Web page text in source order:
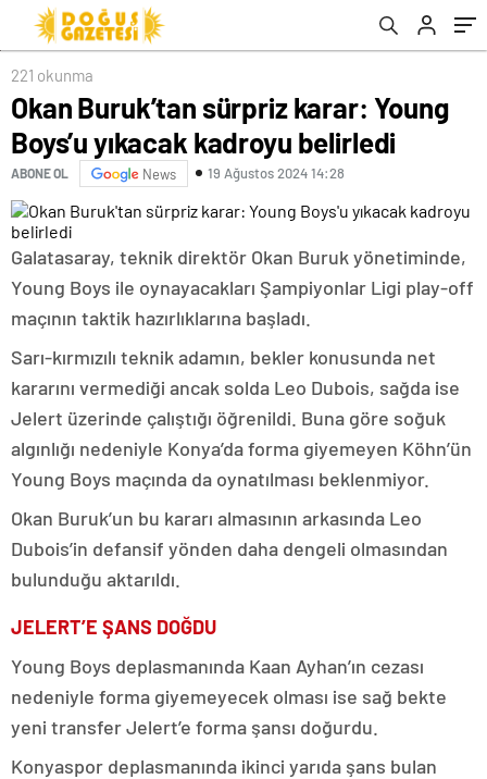
221 okunma
Okan Buruk’tan sürpriz karar: Young
Boys’u yıkacak kadroyu belirledi
ABONE OL News 19 Ağustos 2024 14:28
Galatasaray, teknik direktör Okan Buruk yönetiminde,
Young Boys ile oynayacakları Şampiyonlar Ligi play-off
maçının taktik hazırlıklarına başladı.
Sarı-kırmızılı teknik adamın, bekler konusunda net
kararını vermediği ancak solda Leo Dubois, sağda ise
Jelert üzerinde çalıştığı öğrenildi. Buna göre soğuk
algınlığı nedeniyle Konya’da forma giyemeyen Köhn’ün
Young Boys maçında da oynatılması beklenmiyor.
Okan Buruk’un bu kararı almasının arkasında Leo
Dubois’in defansif yönden daha dengeli olmasından
bulunduğu aktarıldı.
JELERT’E ŞANS DOĞDU
Young Boys deplasmanında Kaan Ayhan’ın cezası
nedeniyle forma giyemeyecek olması ise sağ bekte
yeni transfer Jelert’e forma şansı doğurdu.
Konyaspor deplasmanında ikinci yarıda şans bulan